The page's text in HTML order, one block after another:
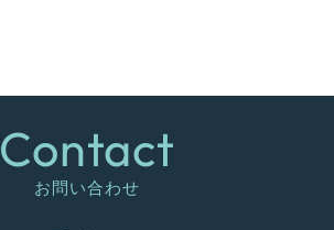
Contact
お問い合わせ